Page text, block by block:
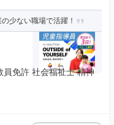
少ない職場で活躍！
免許 社会福祉士 精神